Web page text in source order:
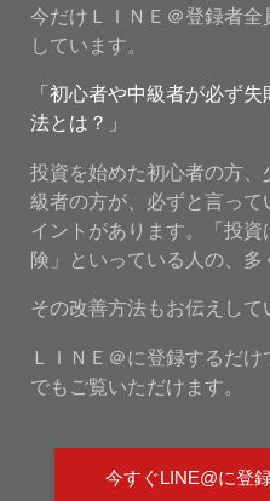
今だけＬＩＮＥ＠登録者全
しています。
「初心者や中級者が必ず
法とは？」
投資を始めた初心者の方
級者の方が、必ずと言っ
イントがあります。「投
険」といっている人の、多
その改善方法もお伝えして
ＬＩＮＥ＠に登録するだ
でもご覧いただけます。
今すぐLINE@に登